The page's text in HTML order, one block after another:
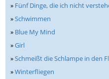
» Fünf Dinge, die ich nicht
»Schwimmen
» Blue My Mind
»Girl
»Schmeißt die Schlampe in den
»Winterfliegen